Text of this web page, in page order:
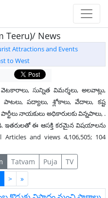
Teeru)/ News
Attractions and Events
to West
సున్నిత విమర్శలు, అలవాట్లు,
పద్యాలు, శ్లోకాలు, వేదాలు, కష్ట
నాయకులు అధికారులకు విన్నపాలు, .
ఇతరులతో ఈ ఆసక్తి కరమైన విషయాలను
and views 4,106,505; 104
Tatvam Puja
TV
> »Last